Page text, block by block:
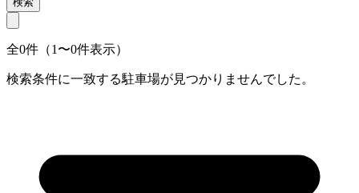
全0件（1〜0件表示）
検索条件に一致する駐車場が見つかりませんでした。